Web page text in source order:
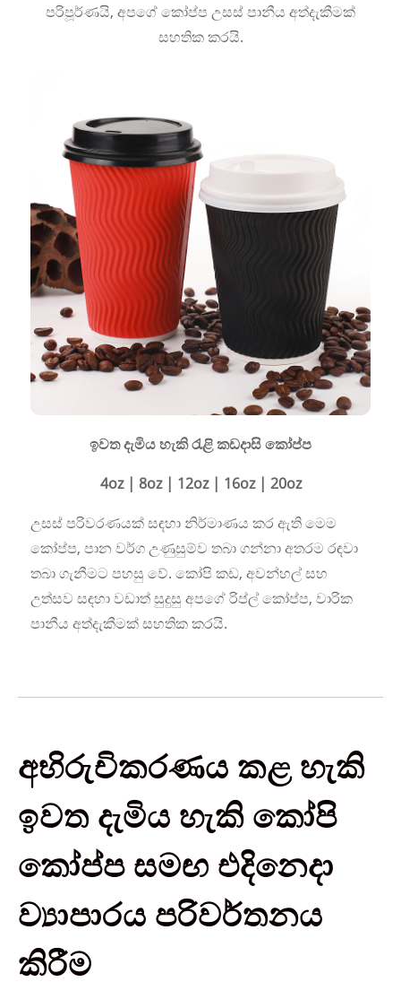
පරිපූර්ණයි, අපගේ කෝප්ප උසස් පානීය අත්දැකීමක්
සහතික කරයි.
ඉවත දැමිය හැකි රැළි කඩදාසි කෝප්ප
4oz | 8oz | 12oz | 16oz | 20oz
උසස් පරිවරණයක් සඳහා නිර්මාණය කර ඇති මෙම
කෝප්ප, පාන වර්ග උණුසුම්ව තබා ගන්නා අතරම රඳවා
තබා ගැනීමට පහසු වේ. කෝපි කඩ, අවන්හල් සහ
උත්සව සඳහා වඩාත් සුදුසු අපගේ රිප්ල් කෝප්ප, වාරික
පානීය අත්දැකීමක් සහතික කරයි.
අභිරුචිකරණය කළ හැකි
ඉවත දැමිය හැකි කෝපි
කෝප්ප සමඟ එදිනෙදා
ව්‍යාපාරය පරිවර්තනය
කිරීම